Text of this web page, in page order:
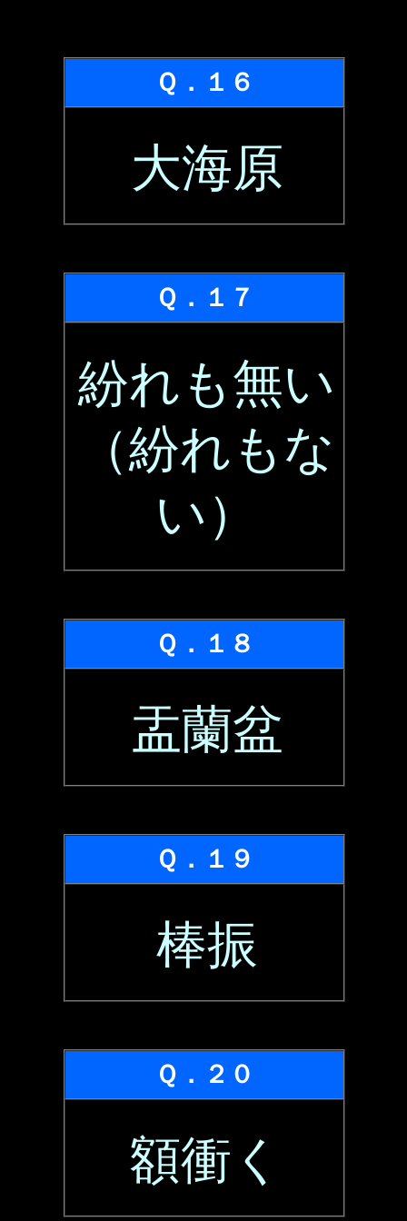
Ｑ．１６
大海原
Ｑ．１７
紛れも無い
（紛れもな
い）
Ｑ．１８
盂蘭盆
Ｑ．１９
棒振
Ｑ．２０
額衝く